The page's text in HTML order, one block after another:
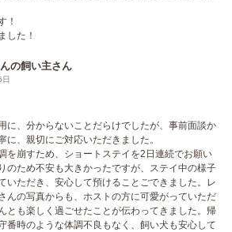
！
した！
の飼い主さん
に、分からないことだらけでしたが、事前面談か
に、親切にご対応いただきました。
を崩すため、ショートステイを2日連続でお願い
のため不安も大きかったですが、ステイ中の様子
いただき、安心して預けることごできました。レ
んの写真からも、ホストの方に可愛がっていただ
とも楽しく過ごせたことが伝わってきました。帰
番時のような体調不良もなく、飼い犬も安心して